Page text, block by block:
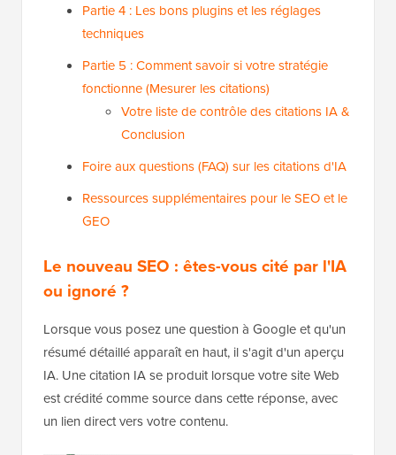
Partie 4 : Les bons plugins et les réglages
techniques
Partie 5 : Comment savoir si votre stratégie
fonctionne (Mesurer les citations)
Votre liste de contrôle des citations IA &
Conclusion
Foire aux questions (FAQ) sur les citations d'IA
Ressources supplémentaires pour le SEO et le
GEO
Le nouveau SEO : êtes-vous cité par l'IA
ou ignoré ?
Lorsque vous posez une question à Google et qu'un
résumé détaillé apparaît en haut, il s'agit d'un aperçu
IA. Une citation IA se produit lorsque votre site Web
est crédité comme source dans cette réponse, avec
un lien direct vers votre contenu.